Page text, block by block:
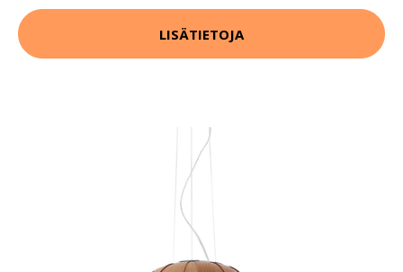
LISÄTIETOJA